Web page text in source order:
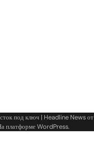
под ключ | Headline News от
платформеWordPress.